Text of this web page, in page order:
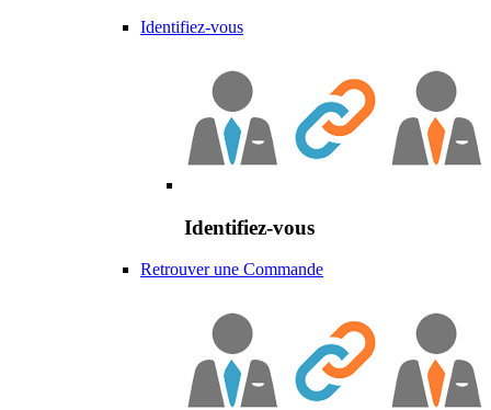
Identifiez-vous
Identifiez-vous
Retrouver une Commande